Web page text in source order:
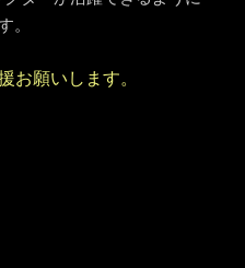
。
お願いします。